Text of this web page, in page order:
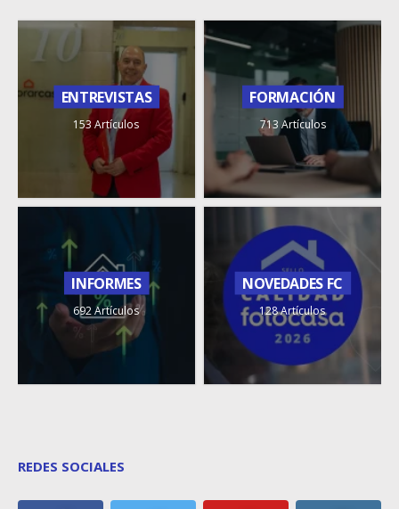
ENTREVISTAS
153 Artículos
FORMACIÓN
713 Artículos
INFORMES
692 Artículos
NOVEDADES FC
128 Artículos
REDES SOCIALES